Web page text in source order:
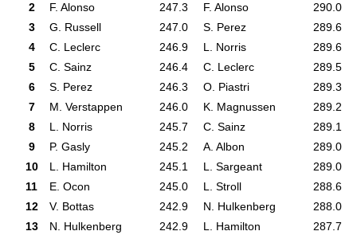
2
F. Alonso 247.3 F. Alonso
290.0
3
G. Russell 247.0 S. Perez
289.6
4
C. Leclerc 246.9 L. Norris
289.6
5
C. Sainz 246.4 C. Leclerc
289.5
6
S. Perez 246.3 O. Piastri
289.3
7
M. Verstappen 246.0 K. Magnussen
289.2
8
L. Norris 245.7 C. Sainz
289.1
9
P. Gasly 245.2 A. Albon
289.0
10
L. Hamilton 245.1 L. Sargeant
289.0
11
E. Ocon 245.0 L. Stroll
288.6
12
V. Bottas 242.9 N. Hulkenberg
288.0
13
N. Hulkenberg 242.9 L. Hamilton
287.7